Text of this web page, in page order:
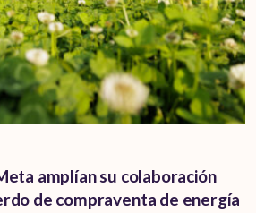
amplían su colaboración
de compraventa de energía